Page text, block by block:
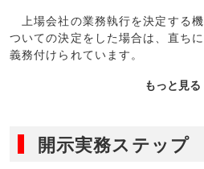
上場会社の業務執行を決定する
ついての決定をした場合は、直ち
義務付けられています。
【上
れていません。剰余金の配当
を行わないこと（無配）を決
もっと見る
開示実務ステップ